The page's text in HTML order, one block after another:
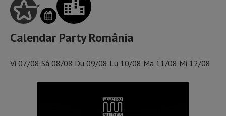
Calendar Party România
Vi 07/08 Sâ 08/08 Du 09/08 Lu 10/08 Ma 11/08 Mi 12/08